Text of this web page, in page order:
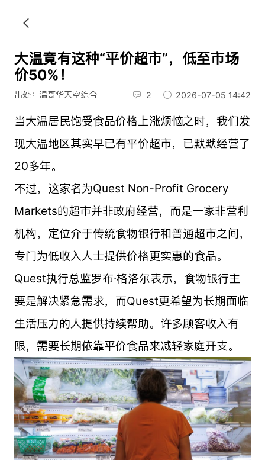
大温竟有这种“平价超市”，低至市场
价50%！
出处：温哥华天空综合 2 2026-07-05 14:42
当大温居民饱受食品价格上涨烦恼之时，我们发
现大温地区其实早已有平价超市，已默默经营了
20多年。
不过，这家名为Quest Non-Profit Grocery
Markets的超市并非政府经营，而是一家非营利
机构，定位介于传统食物银行和普通超市之间，
专门为低收入人士提供价格更实惠的食品。
Quest执行总监罗布·格洛尔表示，食物银行主
要是解决紧急需求，而Quest更希望为长期面临
生活压力的人提供持续帮助。许多顾客收入有
限，需要长期依靠平价食品来减轻家庭开支。